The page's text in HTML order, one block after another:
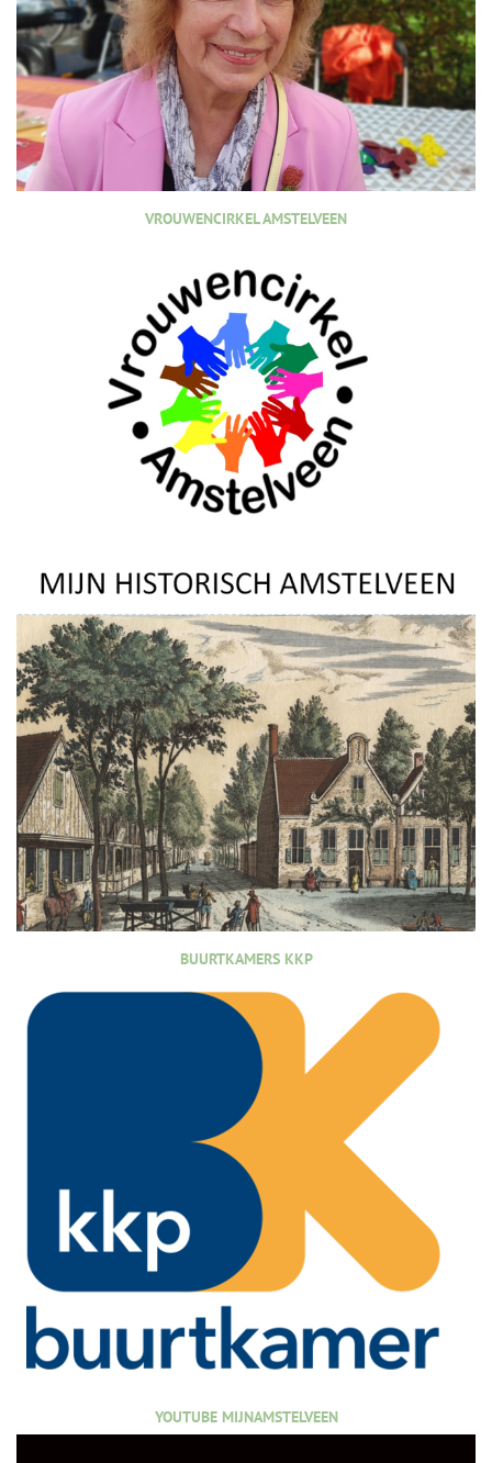
VROUWENCIRKEL AMSTELVEEN
BUURTKAMERS KKP
YOUTUBE MIJNAMSTELVEEN